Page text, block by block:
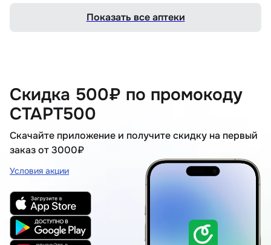
Показать все аптеки
Скидка 500₽ по промокоду
СТАРТ500
Скачайте приложение и получите скидку на первый
заказ от 3000₽
Условия акции